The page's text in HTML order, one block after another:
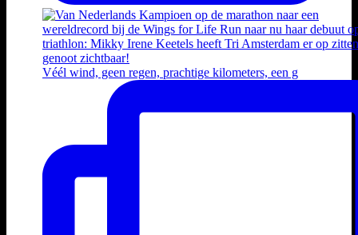
Véél wind, geen regen, prachtige kilometers, een g